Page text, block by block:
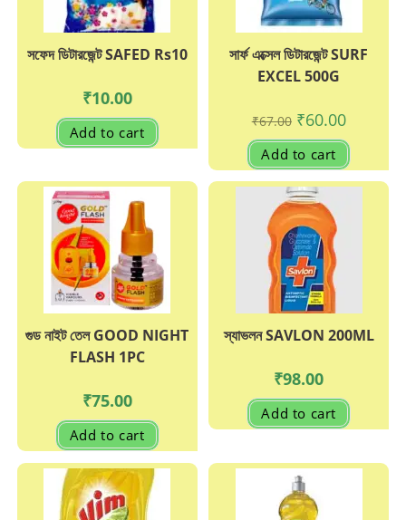
সফেদ ডিটারজেন্ট SAFED Rs10
₹10.00
Add to cart
সার্ফ এক্সেল ডিটারজেন্ট SURF
EXCEL 500G
₹67.00 Original
price
was:
₹67.00.
₹60.00Current
price
is:
₹60.00.
Add to cart
গুড নাইট তেল GOOD NIGHT
FLASH 1PC
₹75.00
Add to cart
স্যাভলন SAVLON 200ML
₹98.00
Add to cart